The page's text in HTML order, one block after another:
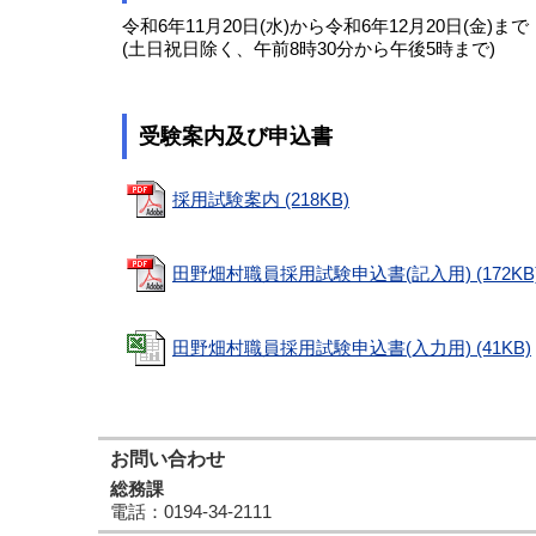
令和6年11月20日(水)から令和6年12月20日(金)まで
(土日祝日除く、午前8時30分から午後5時まで)
受験案内及び申込書
採用試験案内 (218KB)
田野畑村職員採用試験申込書(記入用)
田野畑村職員採用試験申込書(入力用) (41KB)
お問い合わせ
総務課
電話 ：0194-34-2111